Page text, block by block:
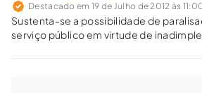
Destacado em 19 de Julho de 2012 às
Sustenta-se a possibilidade de
serviço público em virtude de
da doutrina e da jurisprudência mais